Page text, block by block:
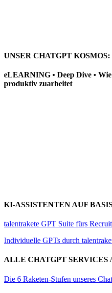
UNSER CHATGPT KOSMOS:
eLEARNING • Deep Dive •
produktiv zuarbeitet
KI-ASSISTENTEN AUF
talentrakete GPT Suite fürs
Individuelle GPTs durch
ALLE CHATGPT SERVICES
Die 6 Raketen-Stufen unseres